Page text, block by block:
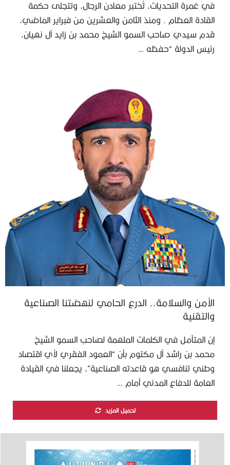
في غمرة التحديات، تُختبر معادن الرجال، وتتجلى حكمة
القادة العظام . ومنذ الثامن والعشرين من فبراير الماضي،
قدم سيدي صاحب السمو الشيخ محمد بن زايد آل نهيان،
رئيس الدولة “حفظه …
الأمن والسلامة.. الدرع الحامي لنهضتنا الصناعية
والتقنية
إن المتأمل في الكلمات الملهمة لصاحب السمو الشيخ
محمد بن راشد آل مكتوم بأن “العمود الفقري لأي اقتصاد
وطني تنافسي هو قاعدته الصناعية”، يجعلنا في القيادة
العامة للدفاع المدني أمام …
تحميل المزيد